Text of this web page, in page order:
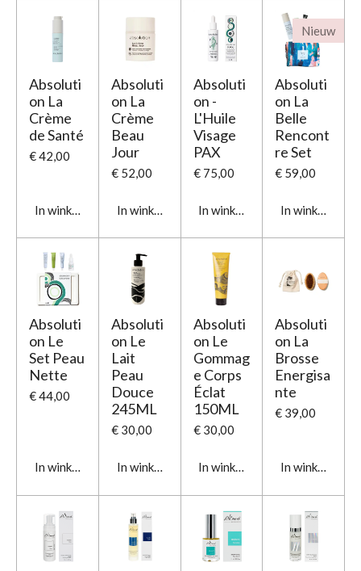
Absoluti
on La
Crème
de Santé
€ 42,00
In winkelwagen
Absoluti
on La
Crème
Beau
Jour
€ 52,00
In winkelwagen
Absoluti
on -
L'Huile
Visage
PAX
€ 75,00
In winkelwagen
Nieuw
Absoluti
on La
Belle
Rencont
re Set
€ 59,00
In
Absoluti
on Le
Set Peau
Nette
€ 44,00
In winkelwagen
Absoluti
on Le
Lait
Peau
Douce
245ML
€ 30,00
In winkelwagen
Absoluti
on Le
Gommag
e Corps
Éclat
150ML
€ 30,00
In winkelwagen
Absoluti
on La
Brosse
Energisa
nte
€ 39,00
In